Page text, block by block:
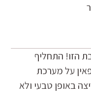
הזו! התחליף
על מערכת
באופן טבעי ולא